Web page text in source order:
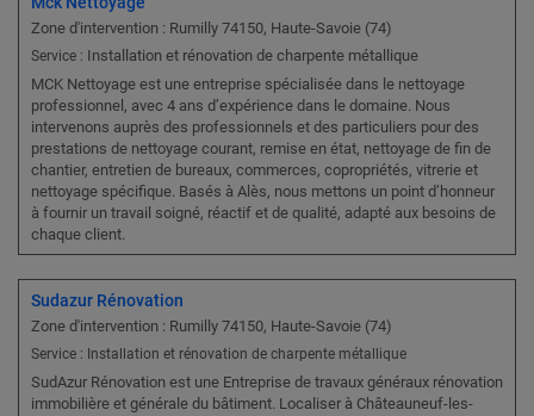
Zone d'intervention : Rumilly 74150, Haute-Savoie (74)
Service : Installation et rénovation de charpente métallique
MCK Nettoyage est une entreprise spécialisée dans le nettoyage
professionnel, avec 4 ans d’expérience dans le domaine. Nous
intervenons auprès des professionnels et des particuliers pour des
prestations de nettoyage courant, remise en état, nettoyage de fin de
chantier, entretien de bureaux, commerces, copropriétés, vitrerie et
nettoyage spécifique. Basés à Alès, nous mettons un point d’honneur
à fournir un travail soigné, réactif et de qualité, adapté aux besoins de
chaque client.
Sudazur Rénovation
Zone d'intervention : Rumilly 74150, Haute-Savoie (74)
Service : Installation et rénovation de charpente métallique
SudAzur Rénovation est une Entreprise de travaux généraux rénovation
immobilière et générale du bâtiment. Localiser à Châteauneuf-les-